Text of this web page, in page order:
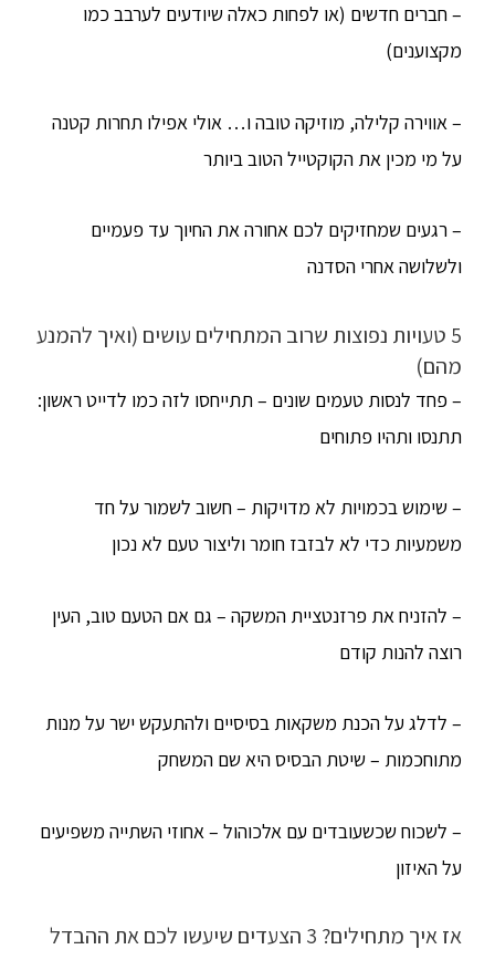
– חברים חדשים (או לפחות כאלה שיודעים לערבב כמו
מקצוענים)
– אווירה קלילה, מוזיקה טובה ו… אולי אפילו תחרות קטנה
על מי מכין את הקוקטייל הטוב ביותר
– רגעים שמחזיקים לכם אחורה את החיוך עד פעמיים
ולשלושה אחרי הסדנה
5 טעויות נפוצות שרוב המתחילים עושים (ואיך להמנע
מהם)
– פחד לנסות טעמים שונים – תתייחסו לזה כמו לדייט ראשון:
תתנסו ותהיו פתוחים
– שימוש בכמויות לא מדויקות – חשוב לשמור על חד
משמעיות כדי לא לבזבז חומר וליצור טעם לא נכון
– להזניח את פרזנטציית המשקה – גם אם הטעם טוב, העין
רוצה להנות קודם
– לדלג על הכנת משקאות בסיסיים ולהתעקש ישר על מנות
מתוחכמות – שיטת הבסיס היא שם המשחק
– לשכוח שכשעובדים עם אלכוהול – אחוזי השתייה משפיעים
על האיזון
אז איך מתחילים? 3 הצעדים שיעשו לכם את ההבדל